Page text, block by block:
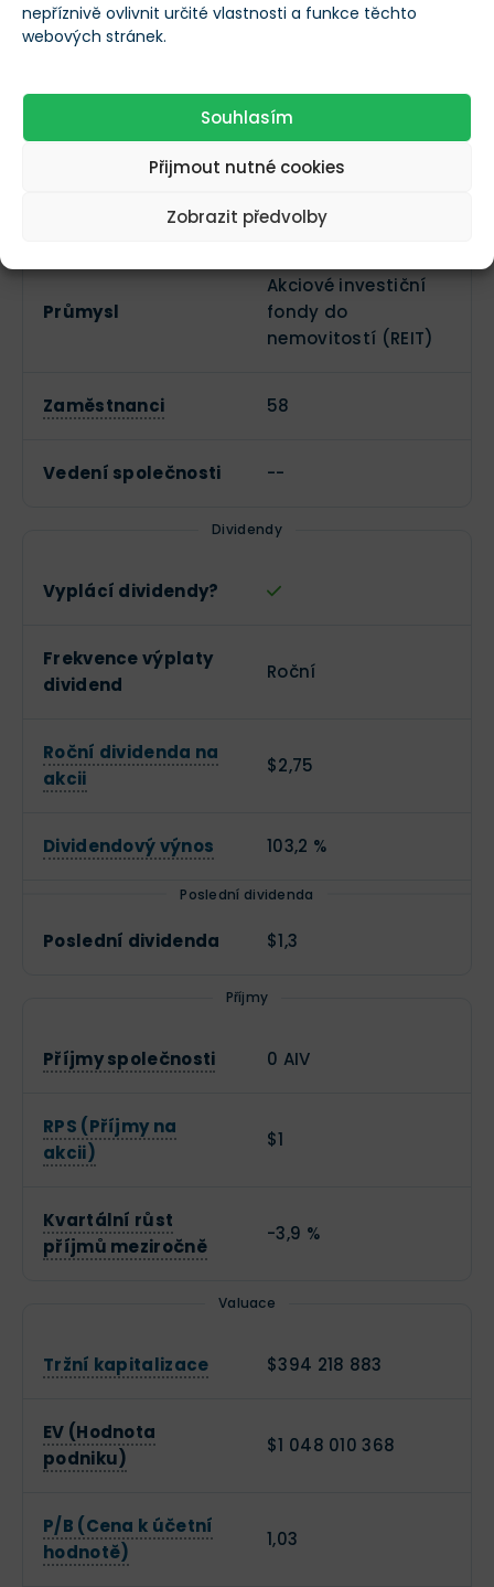
nepříznivě ovlivnit určité vlastnosti a funkce těchto
webových stránek.
Souhlasím
Přijmout nutné cookies
Zobrazit předvolby
společnosti
Reality
Průmysl
Akciové investiční
fondy do
nemovitostí (REIT)
Zaměstnanci 58
Vedení společnosti --
Dividendy
Vyplácí dividendy?
Frekvence výplaty
dividend
Roční
Roční dividenda na
akcii
$2,75
Dividendový výnos 103,2 %
Poslední dividenda
Poslední dividenda $1,3
Příjmy
Příjmy společnosti 0 AIV
RPS (Příjmy na
akcii)
$1
Kvartální růst
příjmů meziročně
-3,9 %
Valuace
Tržní kapitalizace $394 218 883
EV (Hodnota
podniku)
$1 048 010 368
P/B (Cena k účetní
hodnotě)
1,03